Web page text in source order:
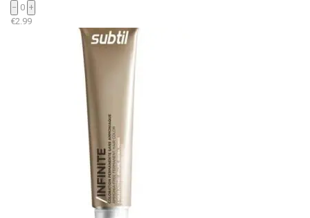
− 0 +
€2.99